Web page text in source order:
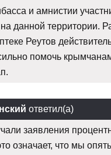
и амнистии
данной территории.
Реутов
помочь
ответил(а)
заявления
означает, что мы